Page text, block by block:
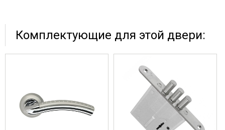
Комплектующие для этой двери: